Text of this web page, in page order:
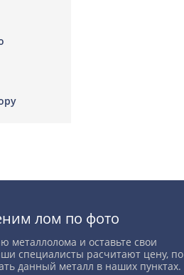
лом по фото
металлолома и оставьте свои
специалисты расчитают цену, по
данный металл в наших пунктах.